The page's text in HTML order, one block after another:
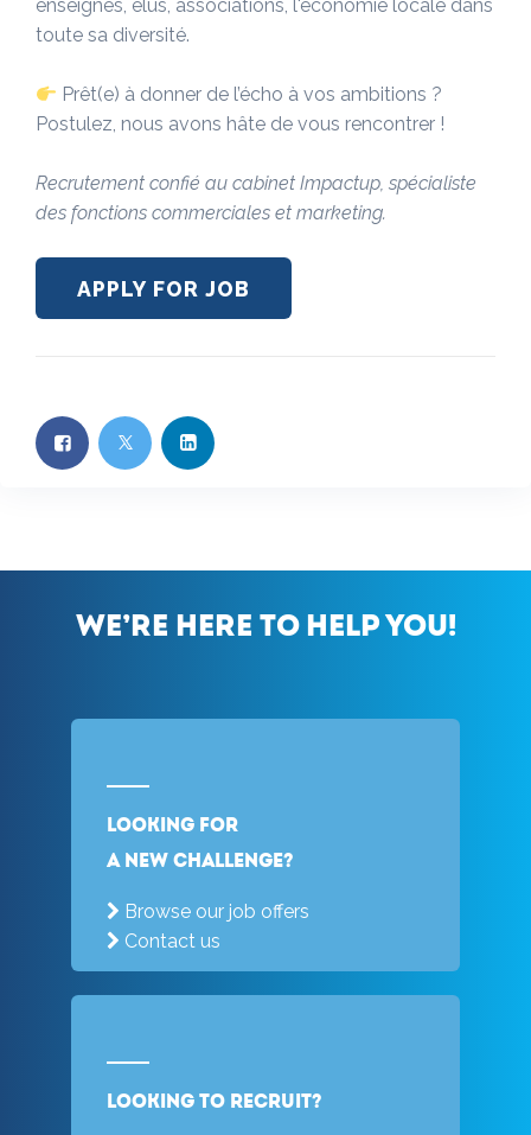
enseignes, élus, associations, l'économie locale dans
toute sa diversité.
Prêt(e) à donner de l’écho à vos ambitions ?
Postulez, nous avons hâte de vous rencontrer !
Recrutement confié au cabinet Impactup, spécialiste
des fonctions commerciales et marketing.
We’re here to help you!
Looking for
a new challenge?
Browse our job offers
Contact us
Looking to recruit?